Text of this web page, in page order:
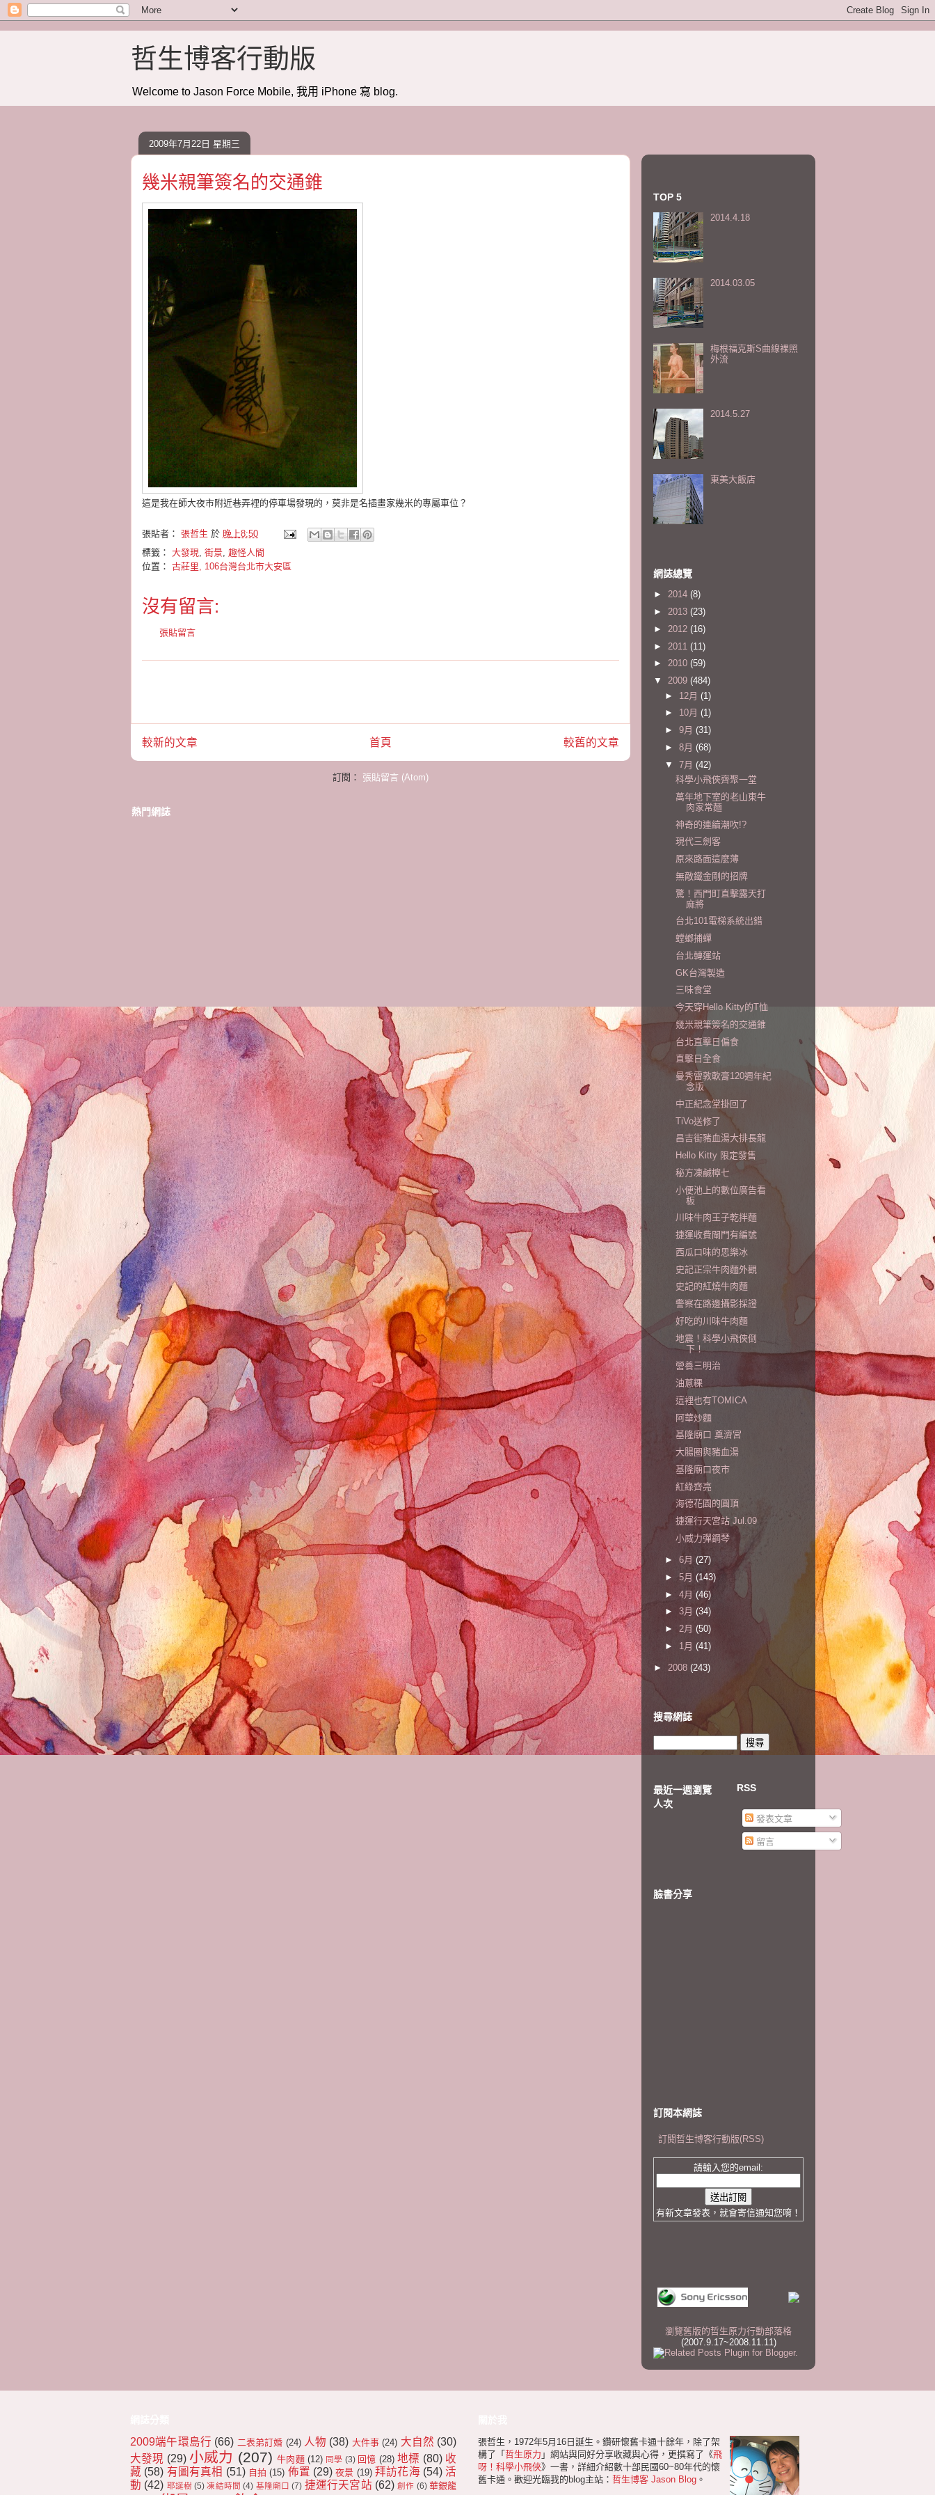
哲生博客行動版
Welcome to Jason Force Mobile, 我用 iPhone 寫 blog.
2009年7月22日 星期三
幾米親筆簽名的交通錐
這是我在師大夜市附近巷弄裡的停車場發現的，莫非是名插畫家幾米的專屬車位？
張貼者： 張哲生 於 晚上8:50
標籤： 大發現, 街景, 趣怪人間
位置： 古莊里, 106台灣台北市大安區
沒有留言:
張貼留言
較新的文章 較舊的文章
首頁
訂閱： 張貼留言 (Atom)
熱門網誌
TOP 5
2014.4.18
2014.03.05
梅根福克斯S曲線裸照
外流
2014.5.27
東美大飯店
網誌總覽
► 2014 (8)
► 2013 (23)
► 2012 (16)
► 2011 (11)
► 2010 (59)
▼ 2009 (484)
► 12月 (1)
► 10月 (1)
► 9月 (31)
► 8月 (68)
▼ 7月 (42)
科學小飛俠齊聚一堂
萬年地下室的老山東牛
肉家常麵
神奇的連續潮吹!?
現代三劍客
原來路面這麼薄
無敵鐵金剛的招牌
驚！西門町直擊露天打
麻將
台北101電梯系統出錯
螳螂捕蟬
台北轉運站
GK台灣製造
三味食堂
今天穿Hello Kitty的T恤
幾米親筆簽名的交通錐
台北直擊日偏食
直擊日全食
曼秀雷敦軟膏120週年紀
念版
中正紀念堂掛回了
TiVo送修了
昌吉街豬血湯大排長龍
Hello Kitty 限定發售
秘方凍鹹檸七
小便池上的數位廣告看
板
川味牛肉王子乾拌麵
捷運收費閘門有編號
西瓜口味的思樂冰
史記正宗牛肉麵外觀
史記的紅燒牛肉麵
警察在路邊攝影採證
好吃的川味牛肉麵
地震！科學小飛俠倒
下！
營養三明治
油蔥粿
這裡也有TOMICA
阿華炒麵
基隆廟口 奠濟宮
大腸圈與豬血湯
基隆廟口夜市
紅綠齊亮
海德花園的圓頂
捷運行天宮站 Jul.09
小威力彈鋼琴
► 6月 (27)
► 5月 (143)
► 4月 (46)
► 3月 (34)
► 2月 (50)
► 1月 (41)
► 2008 (243)
搜尋網誌
最近一週瀏覽
人次
RSS
發表文章
留言
臉書分享
訂閱本網誌
訂閱哲生博客行動版(RSS)
請輸入您的email:
有新文章發表，就會寄信通知您唷！
瀏覽舊版的哲生原力行動部落格
(2007.9.17~2008.11.11)
2009端午環島行 (66) 二表弟訂婚 (24) 人物 (38) 大件事 (24) 大自然 (30)
大發現 (29) 小威力 (207) 牛肉麵 (12) 同學 (3) 回憶 (28) 地標 (80) 收
藏 (58) 有圖有真相 (51) 自拍 (15) 佈置 (29) 夜景 (19) 拜訪花海 (54) 活
動 (42) 耶誕樹 (5) 凍結時間 (4) 基隆廟口 (7) 捷運行天宮站 (62) 創作 (6) 華銀龍
張哲生，1972年5月16日誕生。鑽研懷舊卡通十餘年，除了架
構了「 哲生原力 」網站與同好分享收藏與心得，更撰寫了《飛
呀！科學小飛俠》一書，詳細介紹數十部民國60~80年代的懷
舊卡通。歡迎光臨我的blog主站： 哲生博客 Jason Blog 。